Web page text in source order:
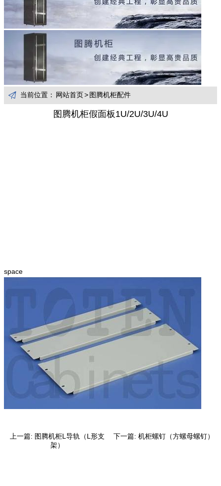
 当前位置： 网站首页> 图腾机柜配件
图腾机柜假面板1U/2U/3U/4U
space
上一篇: 图腾机柜L导轨（L形支
架）
下一篇: 机柜螺钉（方螺母螺钉）